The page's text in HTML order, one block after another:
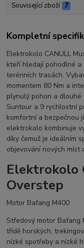
Související zboží 7
Kompletní
Elektrokolo CANULL
kteří hledají pohodlné a
terénních trasách.
momentem 80 Nm a
plynulý pohon a dlouhé
Suntour a 9 rychlostní
komfortní a bezpečnou
elektrokolo kombinuje
díky čemuž je ideálním
objevování nových míst
Elektrokolo
Overstep
Motor Bafang M400
Středový motor Bafang
třídě horských,
nízké spotřeby a nízké